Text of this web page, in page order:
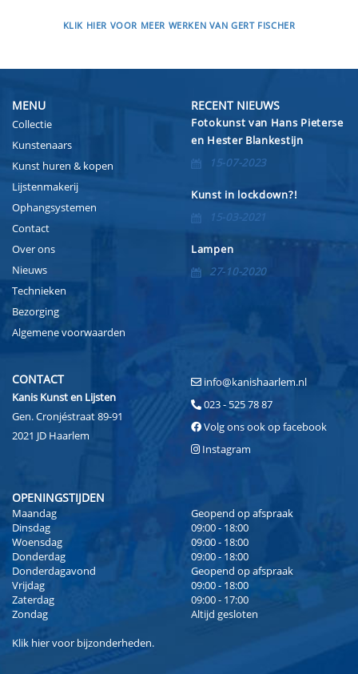
KLIK HIER VOOR MEER WERKEN VAN GERT FISCHER
MENU
Collectie
Kunstenaars
Kunst huren & kopen
Lijstenmakerij
Ophangsystemen
Contact
Over ons
Nieuws
Technieken
Bezorging
Algemene voorwaarden
RECENT NIEUWS
Fotokunst van Hans Pieterse
en Hester Blankestijn
15-07-2023
Kunst in lockdown?!
15-03-2021
Lampen
27-10-2020
CONTACT
Kanis Kunst en Lijsten
Gen. Cronjéstraat 89-91
2021 JD Haarlem
info@kanishaarlem.nl
023 - 525 78 87
Volg ons ook op facebook
Instagram
OPENINGSTIJDEN
Maandag
Geopend op afspraak
Dinsdag
09:00 - 18:00
Woensdag
09:00 - 18:00
Donderdag
09:00 - 18:00
Donderdagavond
Geopend op afspraak
Vrijdag
09:00 - 18:00
Zaterdag
09:00 - 17:00
Zondag
Altijd gesloten
Klik hiervoor bijzonderheden.